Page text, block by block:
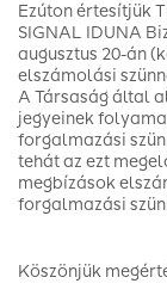
Ezúton értesítjük
SIGNAL IDUNA
augusztus 20-án
elszámolási
A Társaság által
jegyeinek
forgalmazási
tehát az ezt
megbízások
forgalmazási
Köszönjük